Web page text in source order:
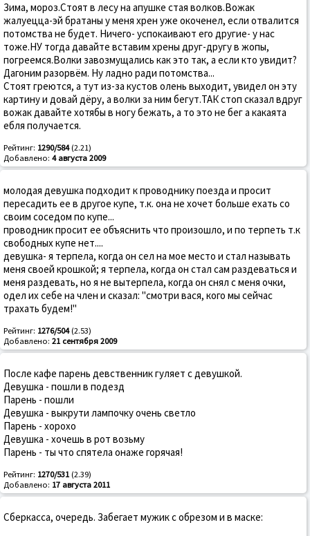
Зима, мороз.Стоят в лесу на апушке стая волков.Вожак
жалуецца-эй братаны у меня хрен уже окоченел, если отвалится
потомства не будет. Ничего- успокаивают его другие- у нас
тоже.НУ тогда давайте вставим хрены друг-другу в жопы,
погреемся.Волки завозмущались как это так, а если кто увидит?
Дагоним разорвём. Ну ладно ради потомства...
Стоят греются, а тут из-за кустов олень выходит, увидел он эту
картину и довай дёру, а волки за ним бегут.ТАК стоп сказал вдруг
вожак давайте хотябы в ногу бежать, а то это не бег а какаята
ебля получается.
Рейтинг: 1290/584(2.21)
Добавлено: 4 августа 2009
молодая девушка подходит к проводнику поезда и просит
пересадить ее в другое купе, т.к. она не хочет больше ехать со
своим соседом по купе...
проводник просит ее объяснить что произошло, и по терпеть т.к
свободных купе нет....
девушка- я терпела, когда он сел на мое место и стал называть
меня своей крошкой; я терпела, когда он стал сам раздеваться и
меня раздевать, но я не вытерпела, когда он снял с меня очки,
одел их себе на член и сказал: "смотри вася, кого мы сейчас
трахать будем!"
Рейтинг: 1276/504(2.53)
Добавлено: 21 сентября 2009
После кафе парень девственник гуляет с девушкой.
Девушка - пошли в подезд
Парень - пошли
Девушка - выкрути лампочку очень светло
Парень - хорохо
Девушка - хочешь в рот возьму
Парень - ты что спятела онаже горячая!
Рейтинг: 1270/531 (2.39)
Добавлено: 17 августа 2011
Сберкасса, очередь. Забегает мужик с обрезом и в маске: